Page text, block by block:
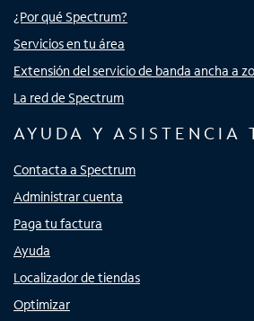
¿Por qué Spectrum?
Servicios en tu área
Extensión del servicio de banda ancha a
La red de Spectrum
AYUDA Y ASISTENCIA
Contacta a Spectrum
Administrar cuenta
Paga tu factura
Ayuda
Localizador de tiendas
Optimizar